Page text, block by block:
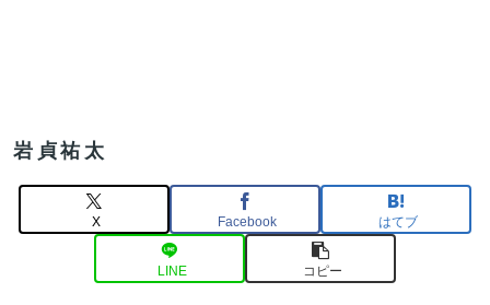
岩貞祐太
X Facebook はてブ
LINE コピー